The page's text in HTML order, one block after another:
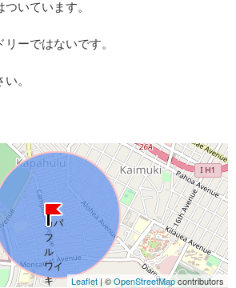
いています。
ーではないです。
。
Leaflet | ©OpenStreetMapcontributors